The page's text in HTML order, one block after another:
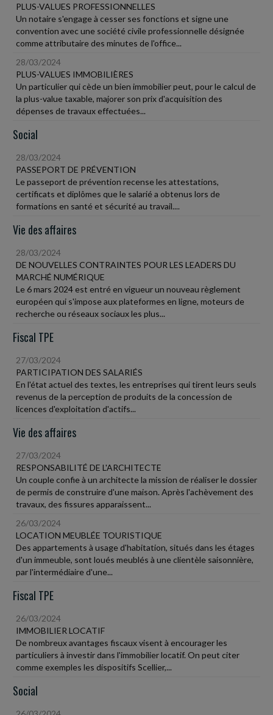
PLUS-VALUES PROFESSIONNELLES
Un notaire s'engage à cesser ses fonctions et signe une
convention avec une société civile professionnelle désignée
comme attributaire des minutes de l'office...
28/03/2024
PLUS-VALUES IMMOBILIÈRES
Un particulier qui cède un bien immobilier peut, pour le calcul de
la plus-value taxable, majorer son prix d'acquisition des
dépenses de travaux effectuées...
Social
28/03/2024
PASSEPORT DE PRÉVENTION
Le passeport de prévention recense les attestations,
certificats et diplômes que le salarié a obtenus lors de
formations en santé et sécurité au travail....
Vie des affaires
28/03/2024
DE NOUVELLES CONTRAINTES POUR LES LEADERS DU
MARCHÉ NUMÉRIQUE
Le 6 mars 2024 est entré en vigueur un nouveau règlement
européen qui s'impose aux plateformes en ligne, moteurs de
recherche ou réseaux sociaux les plus...
Fiscal TPE
27/03/2024
PARTICIPATION DES SALARIÉS
En l'état actuel des textes, les entreprises qui tirent leurs seuls
revenus de la perception de produits de la concession de
licences d'exploitation d'actifs...
Vie des affaires
27/03/2024
RESPONSABILITÉ DE L'ARCHITECTE
Un couple confie à un architecte la mission de réaliser le dossier
de permis de construire d'une maison. Après l'achèvement des
travaux, des fissures apparaissent...
26/03/2024
LOCATION MEUBLÉE TOURISTIQUE
Des appartements à usage d'habitation, situés dans les étages
d'un immeuble, sont loués meublés à une clientèle saisonnière,
par l'intermédiaire d'une...
Fiscal TPE
26/03/2024
IMMOBILIER LOCATIF
De nombreux avantages fiscaux visent à encourager les
particuliers à investir dans l'immobilier locatif. On peut citer
comme exemples les dispositifs Scellier,...
Social